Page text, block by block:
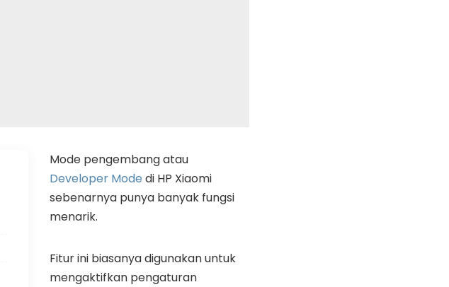
Mode pengembang atau
Developer Mode di HP Xiaomi
sebenarnya punya banyak fungsi
menarik.
Fitur ini biasanya digunakan untuk
mengaktifkan pengaturan